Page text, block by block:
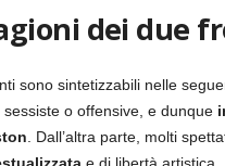
dei due
sono sintetizzabili nelle
sessiste o offensive, e dunque
. Dall’altra parte, molti